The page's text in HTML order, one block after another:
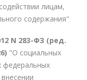
лицам,
содержания"
N 283-ФЗ (ред.
"О социальных
федеральных